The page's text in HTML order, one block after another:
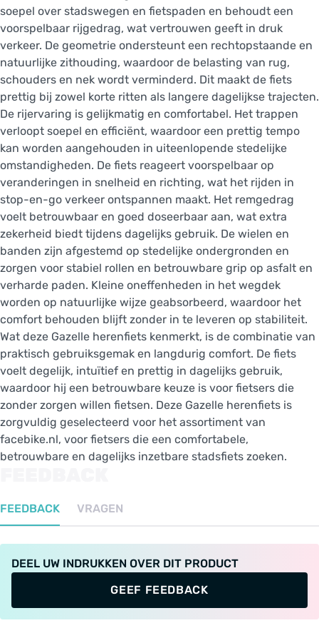
soepel over stadswegen en fietspaden en behoudt een
voorspelbaar rijgedrag, wat vertrouwen geeft in druk
verkeer. De geometrie ondersteunt een rechtopstaande en
natuurlijke zithouding, waardoor de belasting van rug,
schouders en nek wordt verminderd. Dit maakt de fiets
prettig bij zowel korte ritten als langere dagelijkse trajecten.
De rijervaring is gelijkmatig en comfortabel. Het trappen
verloopt soepel en efficiënt, waardoor een prettig tempo
kan worden aangehouden in uiteenlopende stedelijke
omstandigheden. De fiets reageert voorspelbaar op
veranderingen in snelheid en richting, wat het rijden in
stop-en-go verkeer ontspannen maakt. Het remgedrag
voelt betrouwbaar en goed doseerbaar aan, wat extra
zekerheid biedt tijdens dagelijks gebruik. De wielen en
banden zijn afgestemd op stedelijke ondergronden en
zorgen voor stabiel rollen en betrouwbare grip op asfalt en
verharde paden. Kleine oneffenheden in het wegdek
worden op natuurlijke wijze geabsorbeerd, waardoor het
comfort behouden blijft zonder in te leveren op stabiliteit.
Wat deze Gazelle herenfiets kenmerkt, is de combinatie van
praktisch gebruiksgemak en langdurig comfort. De fiets
voelt degelijk, intuïtief en prettig in dagelijks gebruik,
waardoor hij een betrouwbare keuze is voor fietsers die
zonder zorgen willen fietsen. Deze Gazelle herenfiets is
zorgvuldig geselecteerd voor het assortiment van
facebike.nl, voor fietsers die een comfortabele,
betrouwbare en dagelijks inzetbare stadsfiets zoeken.
FEEDBACK VRAGEN
DEEL UW INDRUKKEN OVER DIT PRODUCT
GEEF FEEDBACK